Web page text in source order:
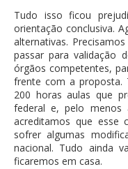
Tudo isso ficou
orientação conclusiva.
alternativas.
passar para validação
órgãos competentes,
frente com a proposta.
200 horas aulas que
federal e, pelo menos
acreditamos que esse
sofrer algumas
nacional. Tudo ainda
ficaremos em casa.